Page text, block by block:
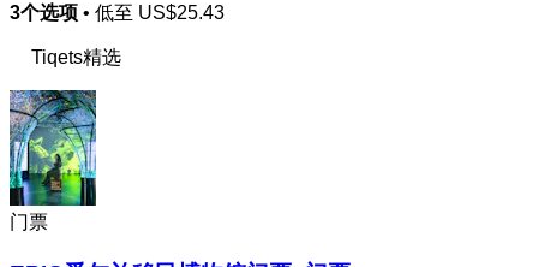
3个选项 • 低至 US$25.43
Tiqets精选
门票